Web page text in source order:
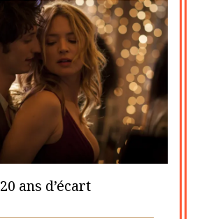
20 ans d’écart